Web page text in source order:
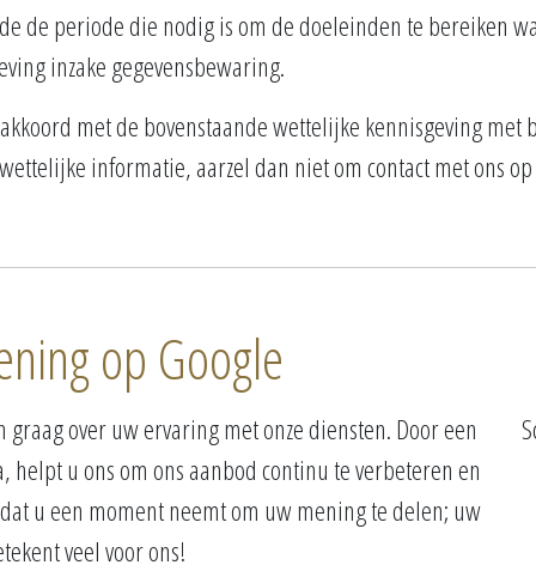
de periode die nodig is om de doeleinden te bereiken
inzake gegevensbewaring.
met de bovenstaande wettelijke kennisgeving met
informatie, aarzel dan niet om contact met ons
op Google
over uw ervaring met onze diensten. Door een
u ons om ons aanbod continu te verbeteren en
u een moment neemt om uw mening te delen; uw
veel voor ons!